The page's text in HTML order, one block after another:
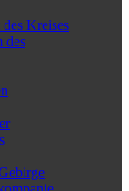
des Kreises
des